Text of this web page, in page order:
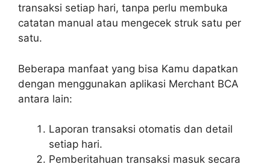
transaksi setiap hari, tanpa perlu membuka
catatan manual atau mengecek struk satu per
satu.
Beberapa manfaat yang bisa Kamu dapatkan
dengan menggunakan aplikasi Merchant BCA
antara lain:
Laporan transaksi otomatis dan detail
setiap hari.
Pemberitahuan transaksi masuk secara